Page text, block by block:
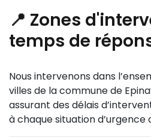
📍 Zones
temps de
Nous intervenons dans
villes de la commune de
assurant des délais
à chaque situation d’urgence